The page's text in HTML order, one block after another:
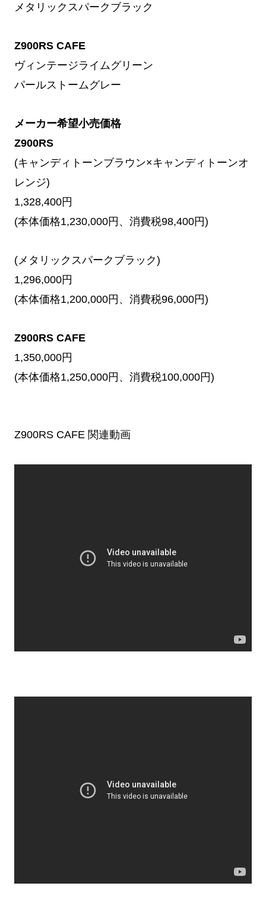
メタリックスパークブラック
Z900RS CAFE
ヴィンテージライムグリーン
パールストームグレー
メーカー希望小売価格
Z900RS
(キャンディトーンブラウン×キャンディトーンオ
レンジ)
1,328,400円
(本体価格1,230,000円、消費税98,400円)
(メタリックスパークブラック)
1,296,000円
(本体価格1,200,000円、消費税96,000円)
Z900RS CAFE
1,350,000円
(本体価格1,250,000円、消費税100,000円)
Z900RS CAFE 関連動画